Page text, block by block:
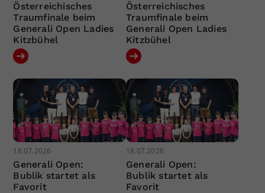
Österreichisches
Traumfinale beim
Generali Open Ladies
Kitzbühel
Österreichisches
Traumfinale beim
Generali Open Ladies
Kitzbühel
18.07.2026
Generali Open:
Bublik startet als
Favorit
18.07.2026
Generali Open:
Bublik startet als
Favorit